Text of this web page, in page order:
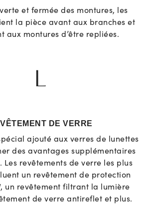
et fermée des montures, les
la pièce avant aux branches et
aux montures d’être repliées.
L
DE VERRE
ajouté aux verres de lunettes
des avantages supplémentaires
Les revêtements de verre les plus
un revêtement de protection
un revêtement filtrant la lumière
de verre antireflet et plus.